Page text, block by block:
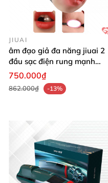
JIUAI
âm đạo giả đa năng jiuai 2
đầu sạc điện rung mạnh
cao cấp bán chạy
750.000₫
862.000₫ -13%